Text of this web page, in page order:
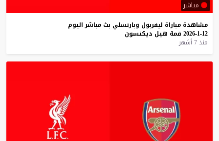
مباشر
مشاهدة مباراة ليفربول وبارنسلي بث مباشر اليوم
12-1-2026
قمة هيل ديكنسون
منذ 7 أشهر